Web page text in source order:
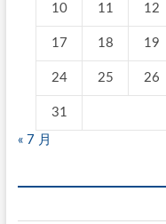
10 11 12
17 18 19
24 25 26
31
« 7 月